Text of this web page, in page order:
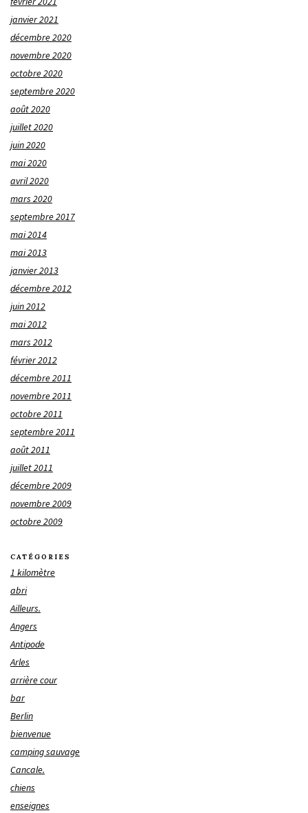
janvier 2021
décembre 2020
novembre 2020
octobre 2020
septembre 2020
août 2020
juillet 2020
juin 2020
mai 2020
avril 2020
mars 2020
septembre 2017
mai 2014
mai 2013
janvier 2013
décembre 2012
juin 2012
mai 2012
mars 2012
février 2012
décembre 2011
novembre 2011
octobre 2011
septembre 2011
août 2011
juillet 2011
décembre 2009
novembre 2009
octobre 2009
CATÉGORIES
1 kilomètre
abri
Ailleurs.
Angers
Antipode
Arles
arrière cour
bar
Berlin
bienvenue
camping sauvage
Cancale.
chiens
enseignes